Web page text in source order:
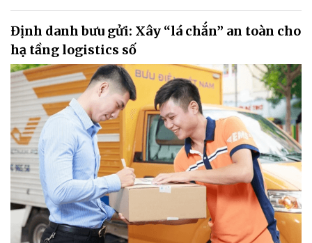
Định danh bưu gửi: Xây “lá chắn” an toàn cho
hạ tầng logistics số